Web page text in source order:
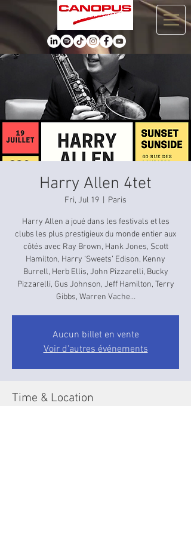
Harry Allen 4tet
Fri, Jul 19 Paris
Harry Allen a joué dans les festivals et les
clubs les plus prestigieux du monde entier aux
côtés avec Ray Brown, Hank Jones, Scott
Hamilton, Harry ‘Sweets’ Edison, Kenny
Burrell, Herb Ellis, John Pizzarelli, Bucky
Pizzarelli, Gus Johnson, Jeff Hamilton, Terry
Gibbs, Warren Vache…
Aucun billet en vente
Voir d'autres événements
Time & Location